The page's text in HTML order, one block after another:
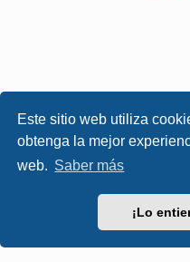
Este sitio web utiliza
obtenga la mejor
web. Saber más
¡Lo